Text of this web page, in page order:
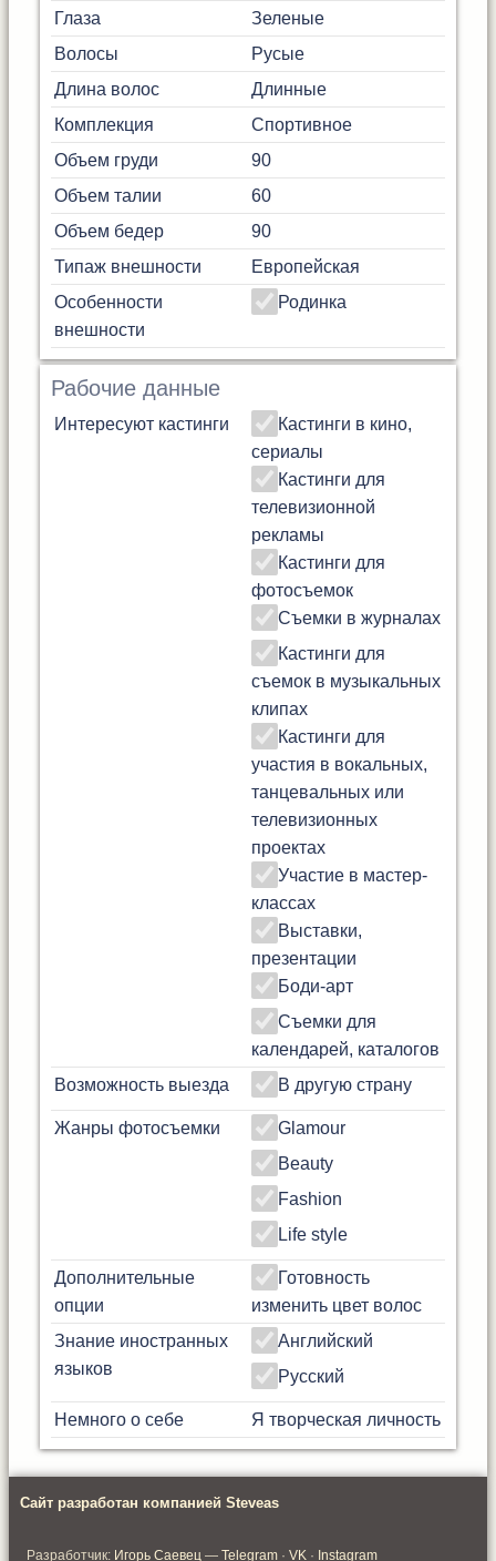
Глаза
Зеленые
Волосы
Русые
Длина волос
Длинные
Комплекция
Спортивное
Объем груди
90
Объем талии
60
Объем бедер
90
Типаж внешности
Европейская
Особенности
внешности
Родинка
Рабочие данные
Интересуют кастинги
Кастинги в кино,
сериалы
Кастинги для
телевизионной
рекламы
Кастинги для
фотосъемок
Съемки в журналах
Кастинги для
съемок в музыкальных
клипах
Кастинги для
участия в вокальных,
танцевальных или
телевизионных
проектах
Участие в мастер-
классах
Выставки,
презентации
Боди-арт
Съемки для
календарей, каталогов
Возможность выезда
В другую страну
Жанры фотосъемки
Glamour
Beauty
Fashion
Life style
Дополнительные
опции
Готовность
изменить цвет волос
Знание иностранных
языков
Английский
Русский
Немного о себе Я творческая личность
Сайт разработан компанией Steveas
Разработчик: Игорь Саевец — Telegram · VK · Instagram